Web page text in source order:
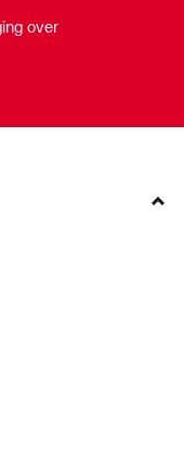
over